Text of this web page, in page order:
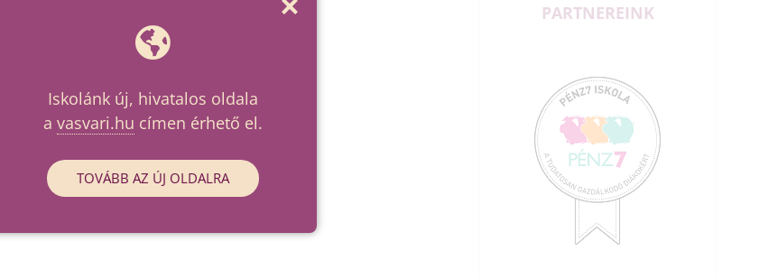
PARTNEREINK
Iskolánk új, hivatalos oldala
a vasvari.hu címen érhető el.
TOVÁBB AZ ÚJ OLDALRA